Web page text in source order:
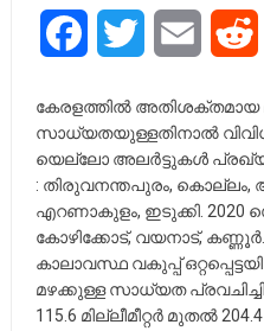
FacebookTwitter Email
കേരളത്തിൽ അതിശക്തമായ
സാധ്യതയുള്ളതിനാൽ
യെല്ലോ അലർട്ടുകൾ
: തിരുവനന്തപുരം, കൊല്ലം,
എറണാകുളം, ഇടുക്കി. 2020
കോഴിക്കോട്, വയനാട്,
കാലാവസ്ഥ വകുപ്പ്
മഴക്കുള്ള സാധ്യത
115.6 മില്ലീമീറ്റർ മുതൽ